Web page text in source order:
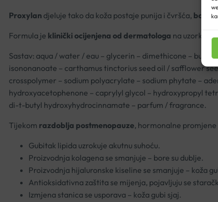
Proxylan djeluje tako da koža postaje punija i čvršća, bore
Formula je klinički ocijenjena od dermatologa na uzorku
Sastav: aqua / water / eau – glycerin – dimethicone –
isononanoate – carthamus tinctorius seed oil / safflower
crosspolymer – sodium polyacrylate – sodium phytate –
hydroxyacetophenone – caprylyl glycol – hydroxypropyl
di-t-butyl hydroxyhydrocinnamate – parfum / fragrance.
Tijekom razdoblja postmenopauze, hormonalne
Gubitak lipida uzrokuje akutnu suhoću.
Proizvodnja kolagena se smanjuje – bore su dublje.
Proizvodnja hijaluronske kiseline se smanjuje – koža
Antioksidativna zaštita se mijenja, pojavljuju se
Izmjena stanica se usporava – koža gubi sjaj.